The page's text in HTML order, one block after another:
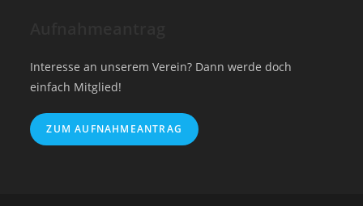
Interesse an unserem Verein? Dann werde doch
einfach Mitglied!
ZUM AUFNAHMEANTRAG